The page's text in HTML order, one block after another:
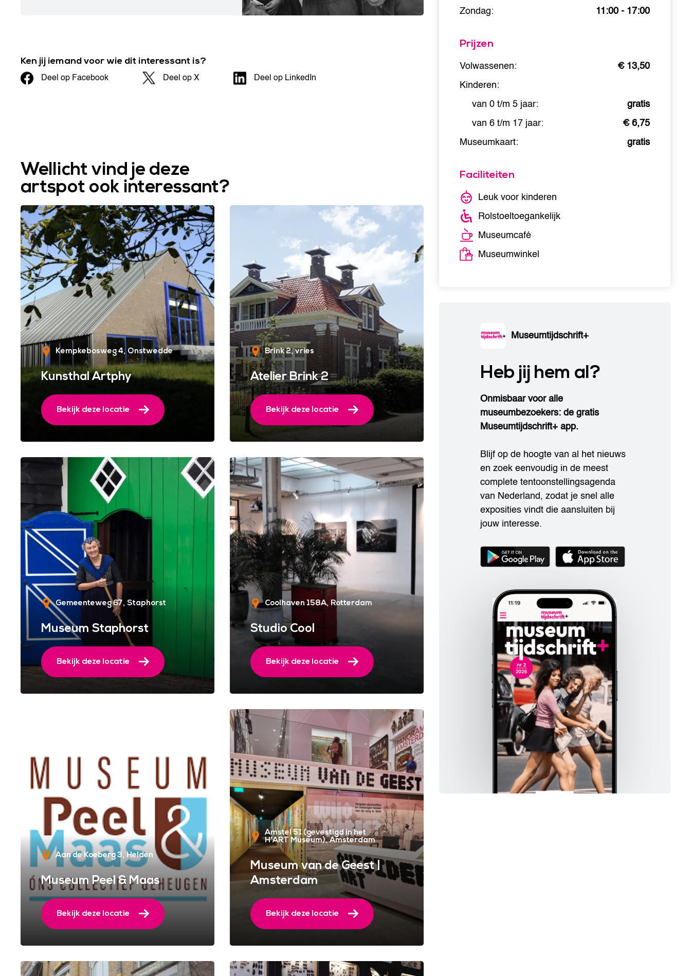
Ken jij iemand voor wie dit interessant is?
Deel op Facebook Deel op X Deel op LinkedIn
Wellicht vind je deze
artspot ook interessant?
Kempkebosweg 4 Onstwedde
Kunsthal Artphy
Bekijk deze locatie
Brink 2 vries
Atelier Brink 2
Bekijk deze locatie
Gemeenteweg 67 Staphorst
Museum Staphorst
Bekijk deze locatie
Coolhaven 158A Rotterdam
Studio Cool
Bekijk deze locatie
Aan de Koeberg 3 Helden
Museum Peel & Maas
Bekijk deze locatie
Amstel 51 (gevestigd in het
H'ART Museum) Amsterdam
Museum van de Geest |
Amsterdam
Bekijk deze locatie
Zondag:
11:00 - 17:00
Prijzen
Volwassenen:
€ 13,50
Kinderen:
van 0 t/m 5 jaar:
gratis
van 6 t/m 17 jaar:
€ 6,75
Museumkaart:
gratis
Faciliteiten
Leuk voor kinderen
Rolstoeltoegankelijk
Museumcafé
Museumwinkel
Museumtijdschrift+
Heb jij hem al?
Onmisbaar voor alle
museumbezoekers: de gratis
Museumtijdschrift+ app.
Blijf op de hoogte van al het nieuws
en zoek eenvoudig in de meest
complete tentoonstellingsagenda
van Nederland, zodat je snel alle
exposities vindt die aansluiten bij
jouw interesse.